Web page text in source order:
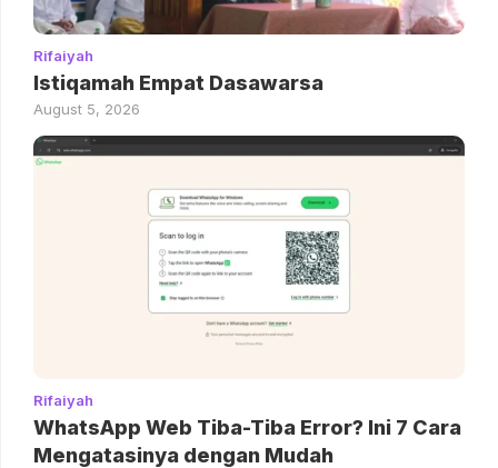
Rifaiyah
Istiqamah Empat Dasawarsa
August 5, 2026
Rifaiyah
WhatsApp Web Tiba-Tiba Error? Ini 7 Cara
Mengatasinya dengan Mudah